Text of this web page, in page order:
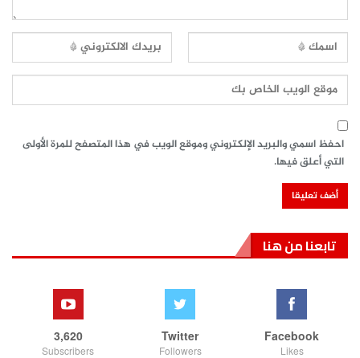
احفظ اسمي والبريد الإلكتروني وموقع الويب في هذا المتصفح للمرة الأولى
التي أعلق فيها.
تابعنا من هنا
Facebook
Likes
Twitter
Followers
3,620
Subscribers